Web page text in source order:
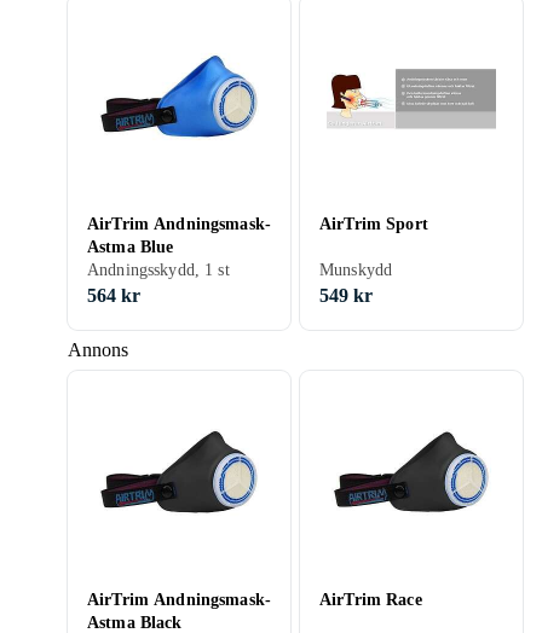
Annons
AirTrim Andningsmask-
Astma Blue
Andningsskydd, 1 st
564 kr
AirTrim Sport
Munskydd
549 kr
AirTrim Andningsmask-
Astma Black
AirTrim Race